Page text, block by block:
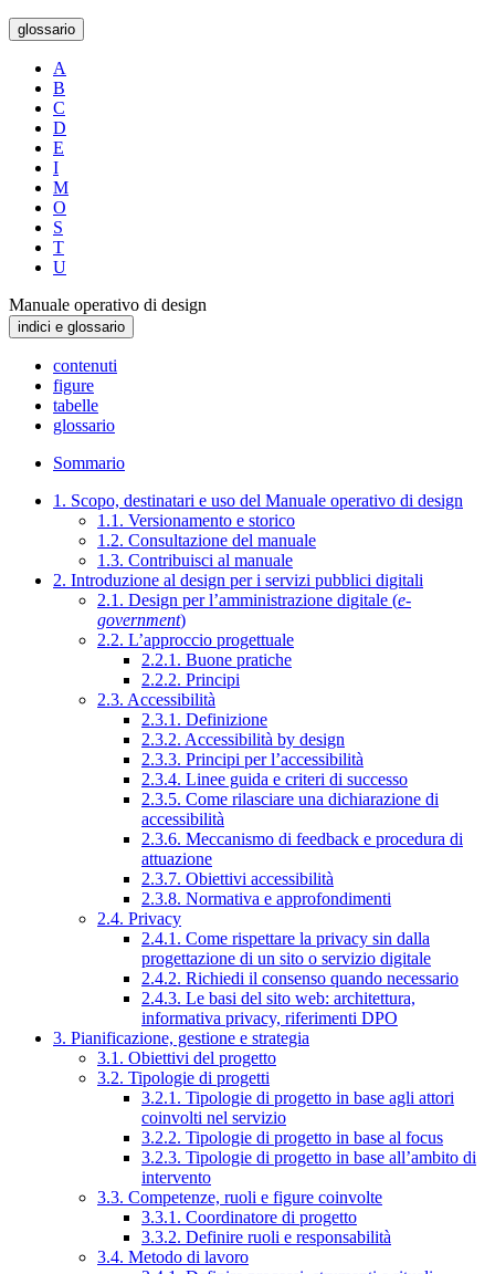
glossario
A
B
C
D
E
I
M
O
S
T
U
Manuale operativo di design
indici e glossario
contenuti
figure
tabelle
glossario
Sommario
1. Scopo, destinatari e uso del Manuale operativo di design
1.1. Versionamento e storico
1.2. Consultazione del manuale
1.3. Contribuisci al manuale
2. Introduzione al design per i servizi pubblici digitali
2.1. Design per l’amministrazione digitale (e-
government)
2.2. L’approccio progettuale
2.2.1. Buone pratiche
2.2.2. Principi
2.3. Accessibilità
2.3.1. Definizione
2.3.2. Accessibilità by design
2.3.3. Principi per l’accessibilità
2.3.4. Linee guida e criteri di successo
2.3.5. Come rilasciare una dichiarazione di
accessibilità
2.3.6. Meccanismo di feedback e procedura di
attuazione
2.3.7. Obiettivi accessibilità
2.3.8. Normativa e approfondimenti
2.4. Privacy
2.4.1. Come rispettare la privacy sin dalla
progettazione di un sito o servizio digitale
2.4.2. Richiedi il consenso quando necessario
2.4.3. Le basi del sito web: architettura,
informativa privacy, riferimenti DPO
3. Pianificazione, gestione e strategia
3.1. Obiettivi del progetto
3.2. Tipologie di progetti
3.2.1. Tipologie di progetto in base agli attori
coinvolti nel servizio
3.2.2. Tipologie di progetto in base al focus
3.2.3. Tipologie di progetto in base all’ambito di
intervento
3.3. Competenze, ruoli e figure coinvolte
3.3.1. Coordinatore di progetto
3.3.2. Definire ruoli e responsabilità
3.4. Metodo di lavoro